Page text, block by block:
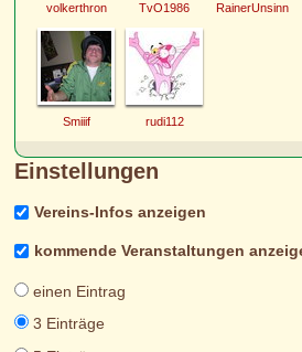
volkerthron TvO1986 RainerUnsinn
Smiiif rudi112
Einstellungen
Vereins-Infos anzeigen
kommende Veranstaltungen
einen Eintrag
3 Einträge